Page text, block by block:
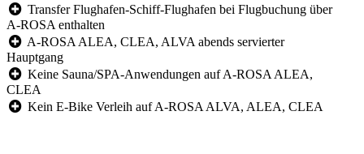
Transfer Flughafen-Schiff-Flughafen bei Flugbuchung über
A-ROSA enthalten
A-ROSA ALEA, CLEA, ALVA abends servierter
Hauptgang
Keine Sauna/SPA-Anwendungen auf A-ROSA ALEA,
CLEA
Kein E-Bike Verleih auf A-ROSA ALVA, ALEA, CLEA